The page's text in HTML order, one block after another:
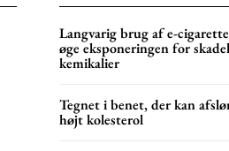
YEARLY
Langvarig brug af e-
øge eksponeringen for
kemikalier
Tegnet i benet, der kan
højt kolesterol